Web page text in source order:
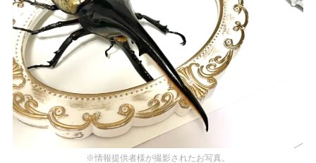
※情報提供者様が撮影されたお写真。